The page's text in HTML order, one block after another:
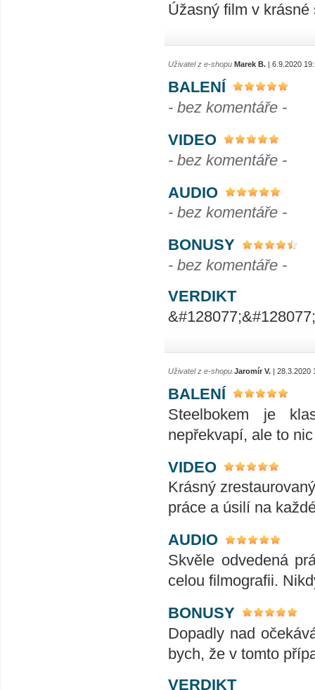
Úžasný film v
Uživatel z e-shopu Marek B. | 6.9.2020
BALENÍ
- bez komentáře -
VIDEO
- bez komentáře -
AUDIO
- bez komentáře -
BONUSY
- bez komentáře -
VERDIKT
Uživatel z e-shopu Jaromír V. | 28.3.2020
BALENÍ
Steelbokem je
nepřekvapí, ale to
VIDEO
Krásný
práce a úsilí na
AUDIO
Skvěle odvedená
celou filmografii.
BONUSY
Dopadly nad
bych, že v tomto
VERDIKT